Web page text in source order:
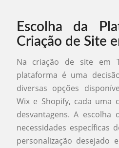
Escolha da
Criação de Site
Na criação de site em
plataforma é uma
diversas opções
Wix e Shopify, cada uma
desvantagens. A escolha
necessidades específicas
personalização desejado